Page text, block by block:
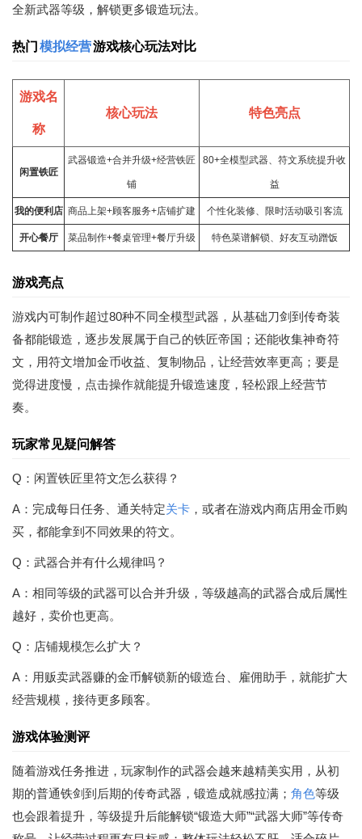
全新武器等级，解锁更多锻造玩法。
热门 模拟经营游戏核心玩法对比
游戏名
称
核心玩法 特色亮点
闲置铁匠
武器锻造+合并升级+经营铁匠
铺
80+全模型武器、符文系统提升收
益
我的便利店 商品上架+顾客服务+店铺扩建 个性化装修、限时活动吸引客流
开心餐厅 菜品制作+餐桌管理+餐厅升级 特色菜谱解锁、好友互动蹭饭
游戏亮点
游戏内可制作超过80种不同全模型武器，从基础刀剑到传奇装
备都能锻造，逐步发展属于自己的铁匠帝国；还能收集神奇符
文，用符文增加金币收益、复制物品，让经营效率更高；要是
觉得进度慢，点击操作就能提升锻造速度，轻松跟上经营节
奏。
玩家常见疑问解答
Q：闲置铁匠里符文怎么获得？
A：完成每日任务、通关特定关卡 ，或者在游戏内商店用金币购
买，都能拿到不同效果的符文。
Q：武器合并有什么规律吗？
A：相同等级的武器可以合并升级，等级越高的武器合成后属性
越好，卖价也更高。
Q：店铺规模怎么扩大？
A：用贩卖武器赚的金币解锁新的锻造台、雇佣助手，就能扩大
经营规模，接待更多顾客。
游戏体验测评
随着游戏任务推进，玩家制作的武器会越来越精美实用，从初
期的普通铁剑到后期的传奇武器，锻造成就感拉满； 角色等级
也会跟着提升，等级提升后能解锁“锻造大师”“武器大师”等传奇